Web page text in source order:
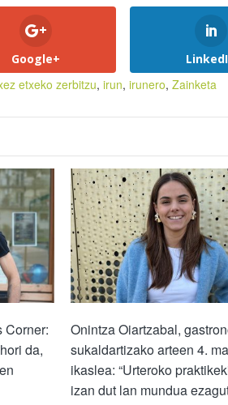
Google+
etxeko zerbitzu, irun, irunero, Zainketa
Corner:
da,
Onintza Oiartzabal,
sukaldartizako arteen 4.
ikaslea: “Urteroko
izan dut lan mundua